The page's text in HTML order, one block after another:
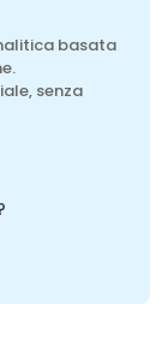
basata
senza